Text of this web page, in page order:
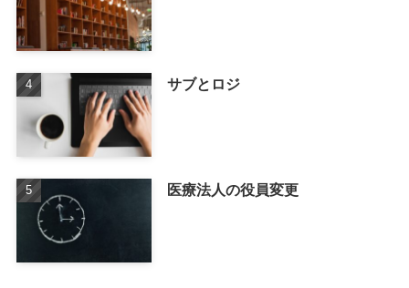
サブとロジ
医療法人の役員変更